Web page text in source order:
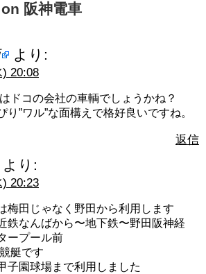
阪神電車
より:
) 20:08
ドコの会社の車輌でしょうかね？
り”ワル”な面構えで格好良いですね。
返信
より:
) 20:23
梅田じゃなく野田から利用します
鉄なんばから〜地下鉄〜野田阪神経
ープール前
艇です
子園球場まで利用しました